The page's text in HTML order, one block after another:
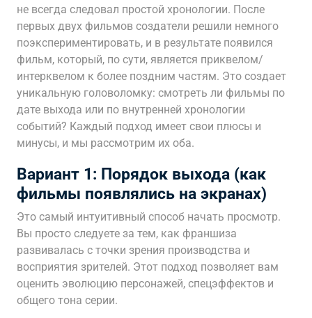
не всегда следовал простой хронологии. После
первых двух фильмов создатели решили немного
поэкспериментировать, и в результате появился
фильм, который, по сути, является приквелом/
интерквелом к более поздним частям. Это создает
уникальную головоломку: смотреть ли фильмы по
дате выхода или по внутренней хронологии
событий? Каждый подход имеет свои плюсы и
минусы, и мы рассмотрим их оба.
Вариант 1: Порядок выхода (как
фильмы появлялись на экранах)
Это самый интуитивный способ начать просмотр.
Вы просто следуете за тем, как франшиза
развивалась с точки зрения производства и
восприятия зрителей. Этот подход позволяет вам
оценить эволюцию персонажей, спецэффектов и
общего тона серии.